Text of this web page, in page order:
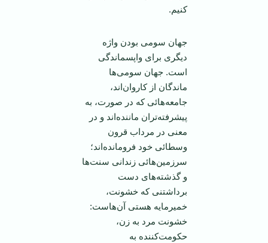
كنيم.
‏جهان سومی بودن واژه
ديگری برای واپسماندگی
است. جهان سومی‌ها
ماندگان از كاروان‌اند،
جامعه‌‏هائی كه در صورت، به
پيشرفته‌تران ماننده‌اند و در
معنی در مرداب قرون
وسطائی خود فرومانده‌اند؛
‏سرزمين‌هائی زندانی سنت‌ها
و گذشته‌های دست
برداشتنی كه خشونت،
خميرمايه هستی آن‌هاست:
خشونت ‏مرد به زن،
حكومت‌كننده به